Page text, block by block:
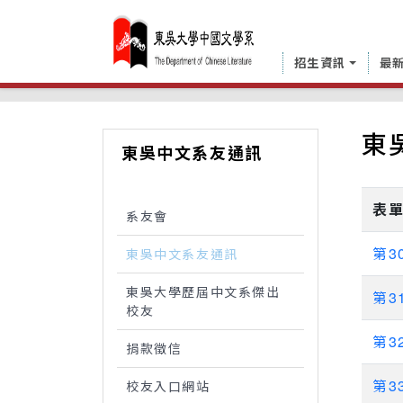
招生資訊 最
中國文學系 系友專區 東吳中文系友通訊
東吳中文系友通訊
系友會
東吳中文系友通訊
東吳大學歷屆中文系傑出
校友
捐款徵信
校友入口網站
東
表
第
第
第
第